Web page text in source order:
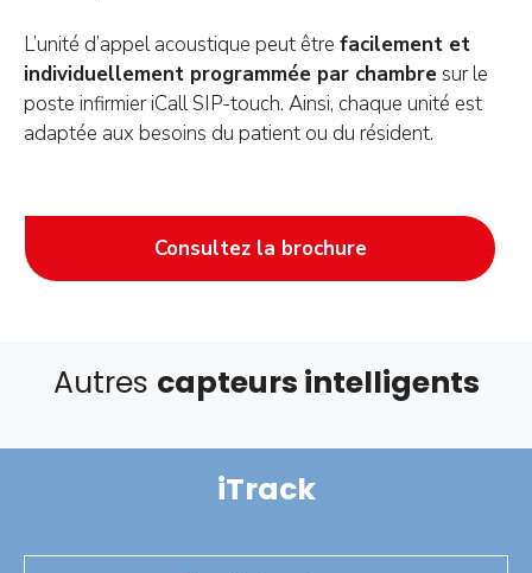
L’unité d’appel acoustique peut être facilement et
individuellement programmée par chambresur le
poste infirmier iCall SIP-touch. Ainsi, chaque unité est
adaptée aux besoins du patient ou du résident.
Consultez la brochure
Autres capteurs intelligents
iTrack